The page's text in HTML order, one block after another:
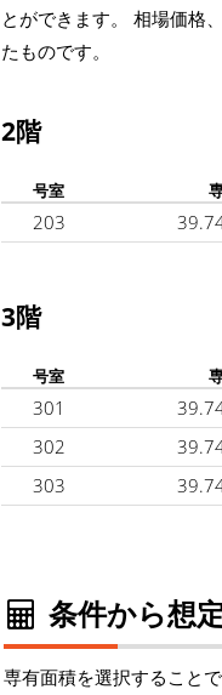
とができます。 相場価格
たものです。
2階
号室
203
3階
号室
301
302
303
条件から想
専有面積を選択すること